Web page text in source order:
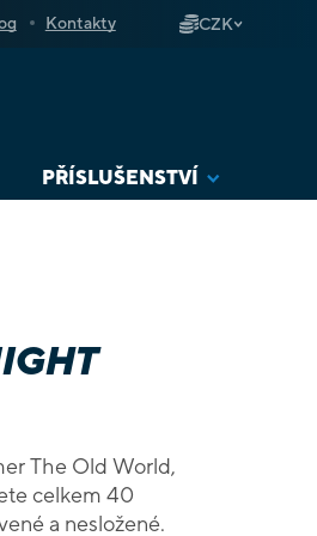
Kontakty CZK
PŘÍSLUŠENSTVÍ
The Old World,
celkem 40
a nesložené.